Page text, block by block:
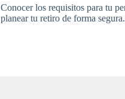
Conocer los requisitos para tu
planear tu retiro de forma segura.